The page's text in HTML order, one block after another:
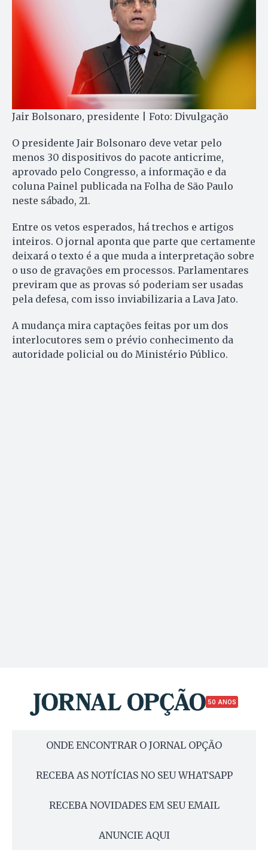
Jair Bolsonaro, presidente | Foto: Divulgação
O presidente Jair Bolsonaro deve vetar pelo
menos 30 dispositivos do pacote anticrime,
aprovado pelo Congresso, a informação e da
coluna Painel publicada na Folha de São Paulo
neste sábado, 21.
Entre os vetos esperados, há trechos e artigos
inteiros. O jornal aponta que parte que certamente
deixará o texto é a que muda a interpretação sobre
o uso de gravações em processos. Parlamentares
previram que as provas só poderiam ser usadas
pela defesa, com isso inviabilizaria a Lava Jato.
A mudança mira captações feitas por um dos
interlocutores sem o prévio conhecimento da
autoridade policial ou do Ministério Público.
50 ANOS
ONDE ENCONTRAR O JORNAL OPÇÃO
RECEBA AS NOTÍCIAS NO SEU WHATSAPP
RECEBA NOVIDADES EM SEU EMAIL
ANUNCIE AQUI